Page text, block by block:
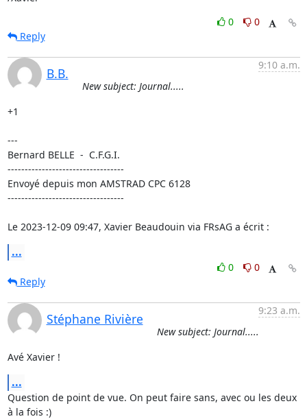
0
0
Reply
B.B.
9:10 a.m.
New subject: Journal.....
+1
---
Bernard BELLE  -  C.F.G.I.
----------------------------------
Envoyé depuis mon AMSTRAD CPC 6128
----------------------------------
Le 2023-12-09 09:47, Xavier Beaudouin via FRsAG a écrit :
...
0
0
Reply
Stéphane Rivière
9:23 a.m.
New subject: Journal.....
Avé Xavier !
...
Question de point de vue. On peut faire sans, avec ou les deux
à la fois :)